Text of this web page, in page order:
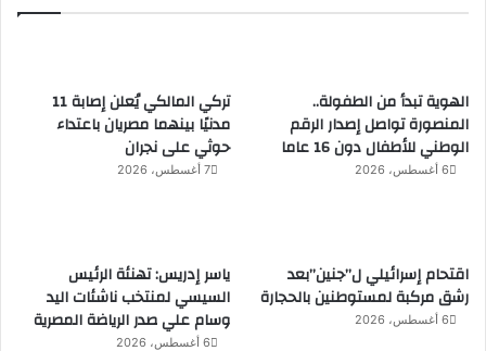
تركي المالكي يُعلن إصابة 11
مدنيًا بينهما مصريان باعتداء
حوثي على نجران
7 أغسطس، 2026
الهوية تبدأ من الطفولة..
المنصورة تواصل إصدار الرقم
الوطني للأطفال دون 16 عاما
6 أغسطس، 2026
ياسر إدريس: تهنئة الرئيس
السيسي لمنتخب ناشئات اليد
وسام علي صدر الرياضة المصرية
6 أغسطس، 2026
اقتحام إسرائيلي ل”جنين”بعد
رشق مركبة لمستوطنين بالحجارة
6 أغسطس، 2026